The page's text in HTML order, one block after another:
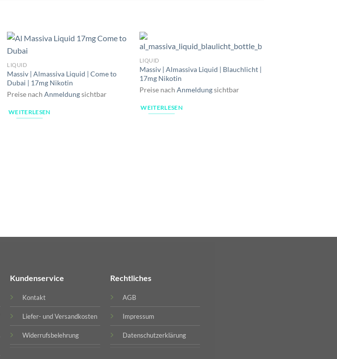
LIQUID
Massiv | Almassiva Liquid | Come to
Dubai | 17mg Nikotin
Preise nachAnmeldungsichtbar
WEITERLESEN
LIQUID
Massiv | Almassiva Liquid | Blauchlicht |
17mg Nikotin
Preise nach Anmeldungsichtbar
WEITERLESEN
Kundenservice
Kontakt
Liefer- und Versandkosten
Widerrufsbelehrung
Rechtliches
AGB
Impressum
Datenschutzerklärung